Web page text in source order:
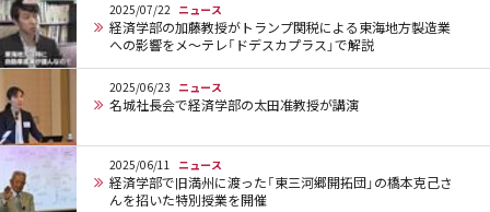
2025/07/22 ニュース
経済学部の加藤教授がトランプ関税による東海地方製造業
への影響をメ～テレ「ドデスカプラス」で解説
2025/06/23 ニュース
名城社長会で経済学部の太田准教授が講演
2025/06/11 ニュース
経済学部で旧満州に渡った「東三河郷開拓団」の橋本克己さ
んを招いた特別授業を開催